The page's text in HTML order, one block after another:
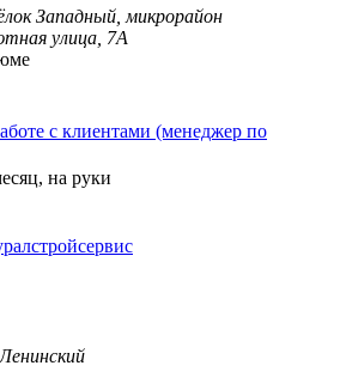
Западный, микрорайон
улица, 7А
с клиентами (менеджер по
на руки